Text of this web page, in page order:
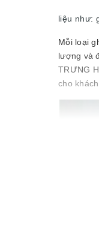
liệu như:
Mỗi loại
lượng và
TRƯNG
cho